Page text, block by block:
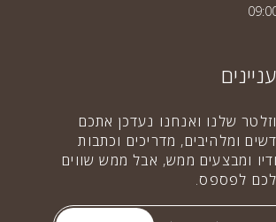
שלנו ואנחנו נעדכן אתכם
ומלהיבים, מדריכים וכתבות
ומבצעים ממש, אבל ממש שווים
לפספס.